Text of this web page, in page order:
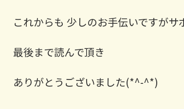
これからも 少しのお手伝いですがサ
最後まで読んで頂き
ありがとうございました(*^-^*)